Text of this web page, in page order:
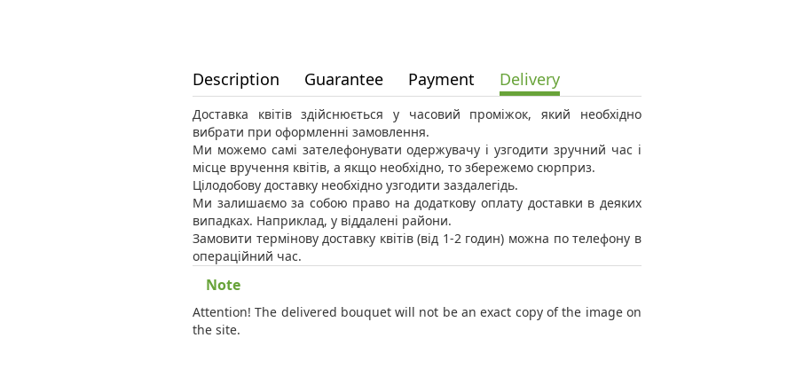
Description Guarantee Payment Delivery
Доставка квітів здійснюється у часовий проміжок, який необхідно
вибрати при оформленні замовлення.
Ми можемо самі зателефонувати одержувачу і узгодити зручний час і
місце вручення квітів, а якщо необхідно, то збережемо сюрприз.
Цілодобову доставку необхідно узгодити заздалегідь.
Ми залишаємо за собою право на додаткову оплату доставки в деяких
випадках. Наприклад, у віддалені райони.
Замовити термінову доставку квітів (від 1-2 годин) можна по телефону в
операційний час.
Note
Attention! The delivered bouquet will not be an exact copy of the image on
the site.